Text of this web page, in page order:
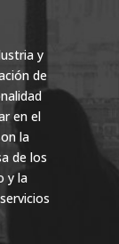
y
de
en el
la
de los
y la